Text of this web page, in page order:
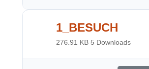
1_BESUCH
276.91 KB 5 Downloads